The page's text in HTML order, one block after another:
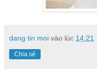
dang tin moi vào lúc 14:21
Chia sẻ